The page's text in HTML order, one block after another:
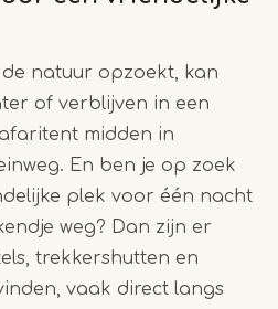
natuur opzoekt, kan
of verblijven in een
midden in
En ben je op zoek
plek voor één nacht
weg? Dan zijn er
trekkershutten en
vaak direct langs